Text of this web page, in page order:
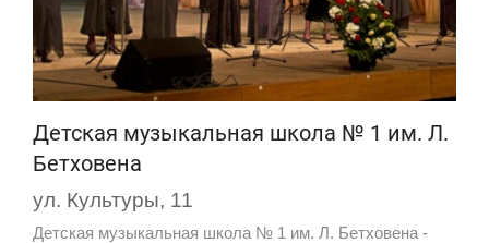
Детская музыкальная школа № 1 им. Л.
Бетховена
ул. Культуры, 11
Детская музыкальная школа № 1 им. Л. Бетховена -